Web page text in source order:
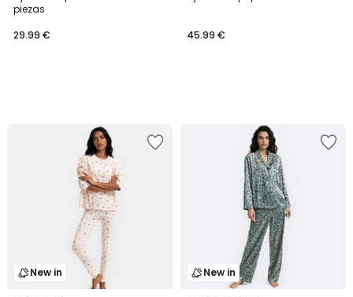
piezas
29.99 €
45.99 €
New in New in